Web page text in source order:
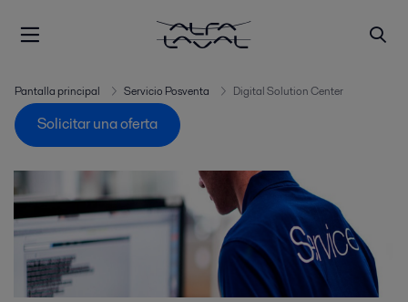
Pantalla principal Servicio Posventa Digital Solution Center
Solicitar una oferta